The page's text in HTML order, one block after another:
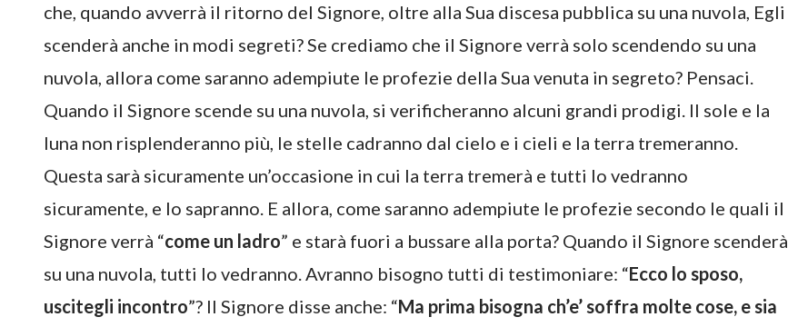
che, quando avverrà il ritorno del Signore, oltre alla Sua discesa pubblica su una nuvola, Egli
scenderà anche in modi segreti? Se crediamo che il Signore verrà solo scendendo su una
nuvola, allora come saranno adempiute le profezie della Sua venuta in segreto? Pensaci.
Quando il Signore scende su una nuvola, si verificheranno alcuni grandi prodigi. Il sole e la
luna non risplenderanno più, le stelle cadranno dal cielo e i cieli e la terra tremeranno.
Questa sarà sicuramente un’occasione in cui la terra tremerà e tutti lo vedranno
sicuramente, e lo sapranno. E allora, come saranno adempiute le profezie secondo le quali il
Signore verrà “come un ladro” e starà fuori a bussare alla porta? Quando il Signore scenderà
su una nuvola, tutti lo vedranno. Avranno bisogno tutti di testimoniare: “Ecco lo sposo,
uscitegli incontro”? Il Signore disse anche: “Ma prima bisogna ch’e’ soffra molte cose, e sia